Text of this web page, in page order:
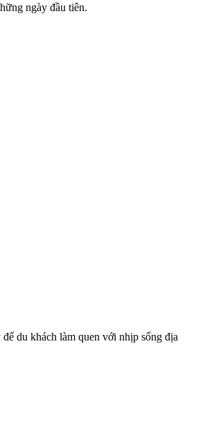
ngày đầu tiên.
du khách làm quen với nhịp sống địa